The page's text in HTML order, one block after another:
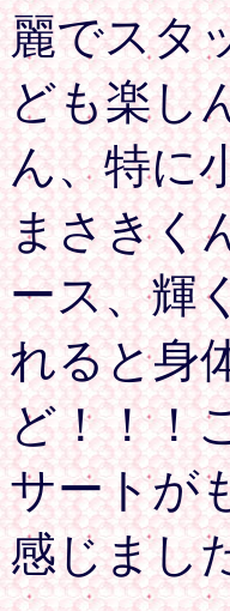
麗でスタ
ども楽し
ん、特に
まさきく
ース、輝
れると身
ど！！！
サートが
感じまし